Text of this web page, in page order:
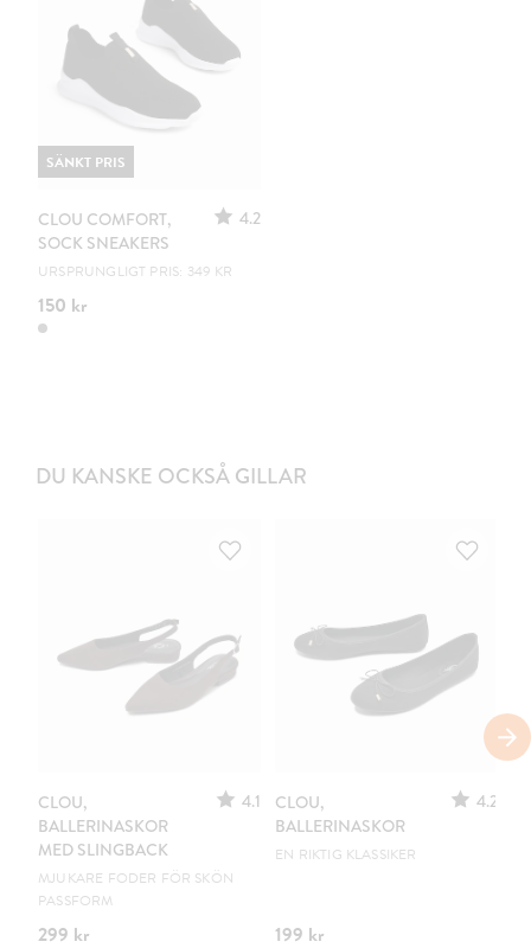
CLOU COMFORT,
SOCK SNEAKERS
4.2
URSPRUNGLIGT PRIS: 349 KR
150 kr
SÄNKT PRIS
DU KANSKE OCKSÅ GILLAR
CLOU,
BALLERINASKOR
MED SLINGBACK
4.1
MJUKARE FODER FÖR SKÖN
PASSFORM
299 kr
CLOU,
BALLERINASKOR
4.2
EN RIKTIG KLASSIKER
199 kr